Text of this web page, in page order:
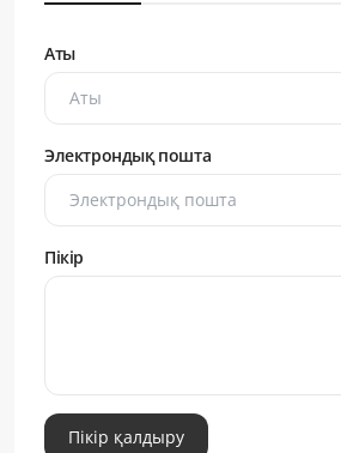
Аты
Электрондық пошта
Пікір
Пікір қалдыру